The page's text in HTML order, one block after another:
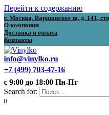
Перейти к содержанию
г. Москва, Варшавское ш, д. 141,
О компании
Доставка и оплата
Контакты
info@vinylko.ru
+7 (499) 703-47-16
с 9:00 до 18:00 Пн-Пт
Search for:
0